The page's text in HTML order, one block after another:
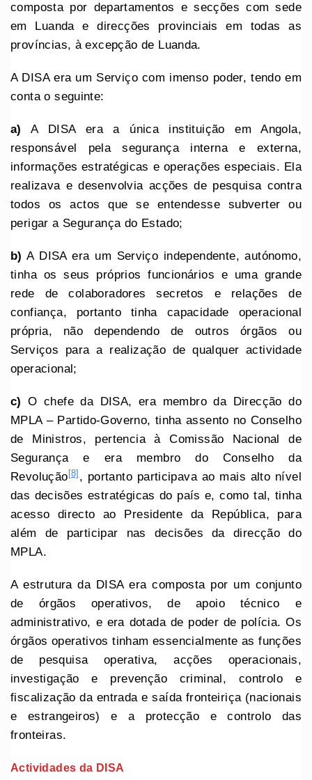
composta por departamentos e secções com sede
em Luanda e direcções provinciais em todas as
províncias, à excepção de Luanda.
A DISA era um Serviço com imenso poder, tendo em
conta o seguinte:
a) A DISA era a única instituição em Angola,
responsável pela segurança interna e externa,
informações estratégicas e operações especiais. Ela
realizava e desenvolvia acções de pesquisa contra
todos os actos que se entendesse subverter ou
perigar a Segurança do Estado;
b) A DISA era um Serviço independente, autónomo,
tinha os seus próprios funcionários e uma grande
rede de colaboradores secretos e relações de
confiança, portanto tinha capacidade operacional
própria, não dependendo de outros órgãos ou
Serviços para a realização de qualquer actividade
operacional;
c) O chefe da DISA, era membro da Direcção do
MPLA – Partido-Governo, tinha assento no Conselho
de Ministros, pertencia à Comissão Nacional de
Segurança e era membro do Conselho da
Revolução[8], portanto participava ao mais alto nível
das decisões estratégicas do país e, como tal, tinha
acesso directo ao Presidente da República, para
além de participar nas decisões da direcção do
MPLA.
A estrutura da DISA era composta por um conjunto
de órgãos operativos, de apoio técnico e
administrativo, e era dotada de poder de polícia. Os
órgãos operativos tinham essencialmente as funções
de pesquisa operativa, acções operacionais,
investigação e prevenção criminal, controlo e
fiscalização da entrada e saída fronteiriça (nacionais
e estrangeiros) e a protecção e controlo das
fronteiras.
Actividades da DISA